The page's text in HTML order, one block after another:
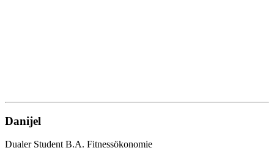
Danijel
Dualer Student B.A. Fitnessökonomie